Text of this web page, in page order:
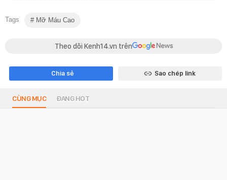
Tags Mỡ Máu Cao
Theo dõi Kenh14.vn trên
Chia sẻ Sao chép link
CÙNG MỤC ĐANG HOT